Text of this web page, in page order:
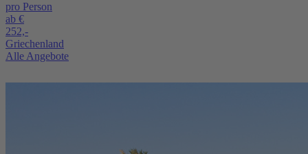
pro Person
ab €
252,-
Griechenland
Alle Angebote